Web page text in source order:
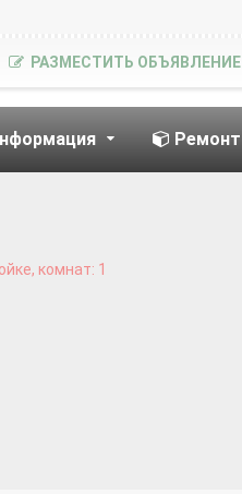
Ремонт
РАЗМЕСТИТЬ ОБЪЯВЛЕНИЕ
комнат: 1